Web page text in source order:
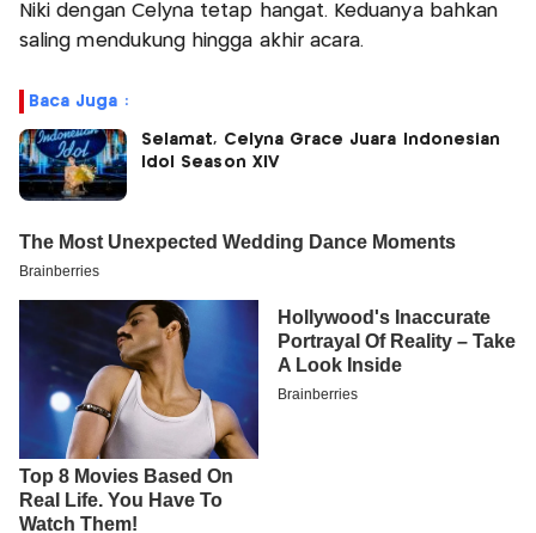
Niki dengan Celyna tetap hangat. Keduanya bahkan
saling mendukung hingga akhir acara.
Baca Juga :
Selamat, Celyna Grace Juara Indonesian
Idol Season XIV